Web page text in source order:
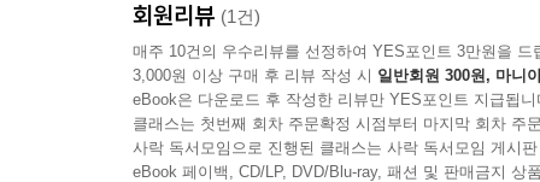
회원리뷰 (1건)
매주 10건의 우수리뷰를 선정하여 YES포인트 3만원을 드
3,000원 이상 구매 후 리뷰 작성 시 일반회원 300원, 마니
eBook은 다운로드 후 작성한 리뷰만 YES포인트 지급됩니
클래스는 첫번째 회차 주문확정 시점부터 마지막 회차 주
사락 독서모임으로 진행된 클래스는 사락 독서모임 게시
eBook 페이백, CD/LP, DVD/Blu-ray, 패션 및 판매금지 상